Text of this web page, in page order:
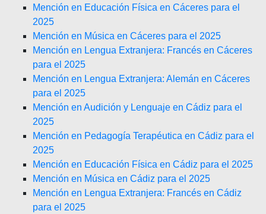
Mención en Educación Física en Cáceres para el
2025
Mención en Música en Cáceres para el 2025
Mención en Lengua Extranjera: Francés en Cáceres
para el 2025
Mención en Lengua Extranjera: Alemán en Cáceres
para el 2025
Mención en Audición y Lenguaje en Cádiz para el
2025
Mención en Pedagogía Terapéutica en Cádiz para el
2025
Mención en Educación Física en Cádiz para el 2025
Mención en Música en Cádiz para el 2025
Mención en Lengua Extranjera: Francés en Cádiz
para el 2025